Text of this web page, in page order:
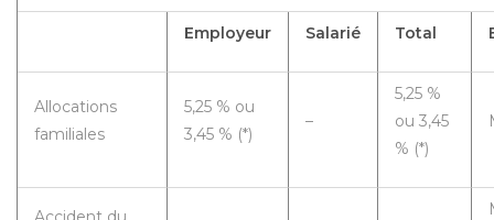
Employeur Salarié Total
Allocations
familiales
5,25 % ou
3,45 % (*)
–
5,25 %
ou 3,45
% (*)